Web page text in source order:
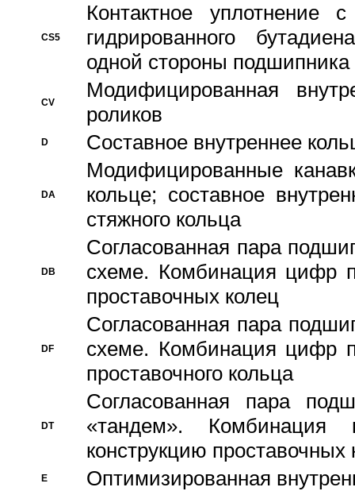
CS5
Контактное уплотнение
гидрированного
одной стороны подшипника
CV
Модифицированная
роликов
D Составное внутреннее
DA
Модифицированные
кольце; составное
стяжного кольца
DB
Согласованная пара
схеме. Комбинация цифр
проставочных колец
DF
Согласованная пара
схеме. Комбинация цифр
проставочного кольца
DT
Согласованная пара
«тандем».
конструкцию проставочных
E
Оптимизированная